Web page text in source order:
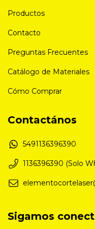
Productos
Contacto
Preguntas Frecuentes
Catálogo de Materiales
Cómo Comprar
Contactános
5491136396390
1136396390 (Solo
Sigamos